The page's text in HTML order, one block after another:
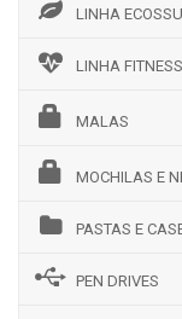
LINHA
LINHA FITNESS
MALAS
MOCHILAS E
PASTAS E
PEN DRIVES